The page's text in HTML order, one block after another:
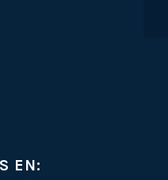
EN: